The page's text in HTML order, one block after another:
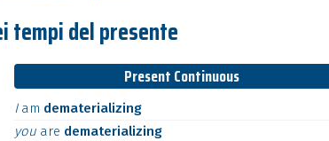
tempi del presente
Present Continuous
I am dematerializing
you are dematerializing